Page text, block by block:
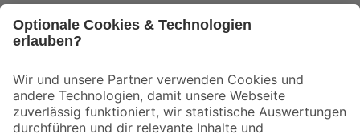
Der toom Newsletter: Keine Angebote und Aktionen mehr verpassen!
Zur Newsletter Anmeldung